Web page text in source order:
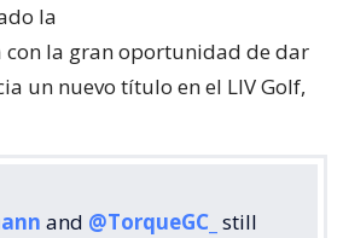
la
la gran oportunidad de dar
un nuevo título en el LIV Golf,
and @TorqueGC_ still